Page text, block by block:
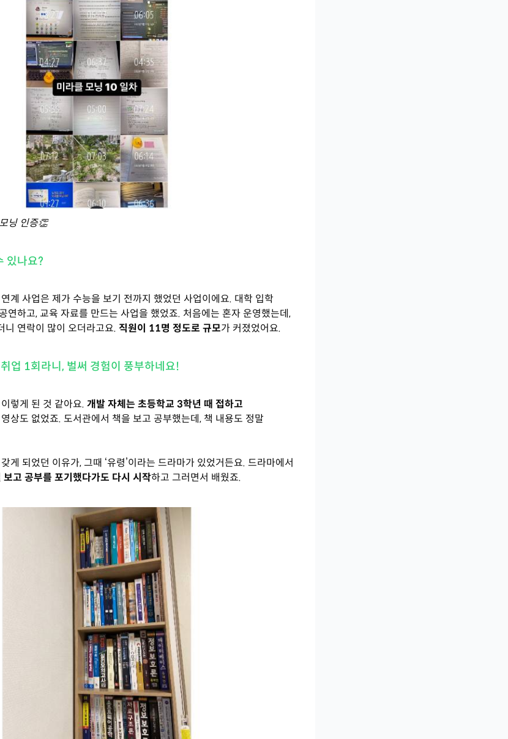
닝 인증👏
있나요?
계 사업은 제가 수능을 보기 전까지 했었던 사업이에요. 대학 입학
연하고, 교육 자료를 만드는 사업을 했었죠. 처음에는 혼자 운영했는데,
니 연락이 많이 오더라고요. 직원이 11명 정도로 규모가 커졌었어요.
업 1회라니, 벌써 경험이 풍부하네요!
렇게 된 것 같아요.개발 자체는 초등학교 3학년 때 접하고
상도 없었죠. 도서관에서 책을 보고 공부했는데, 책 내용도 정말
게 되었던 이유가, 그때 ‘유령’이라는 드라마가 있었거든요. 드라마에서
고 공부를 포기했다가도 다시 시작하고 그러면서 배웠죠.